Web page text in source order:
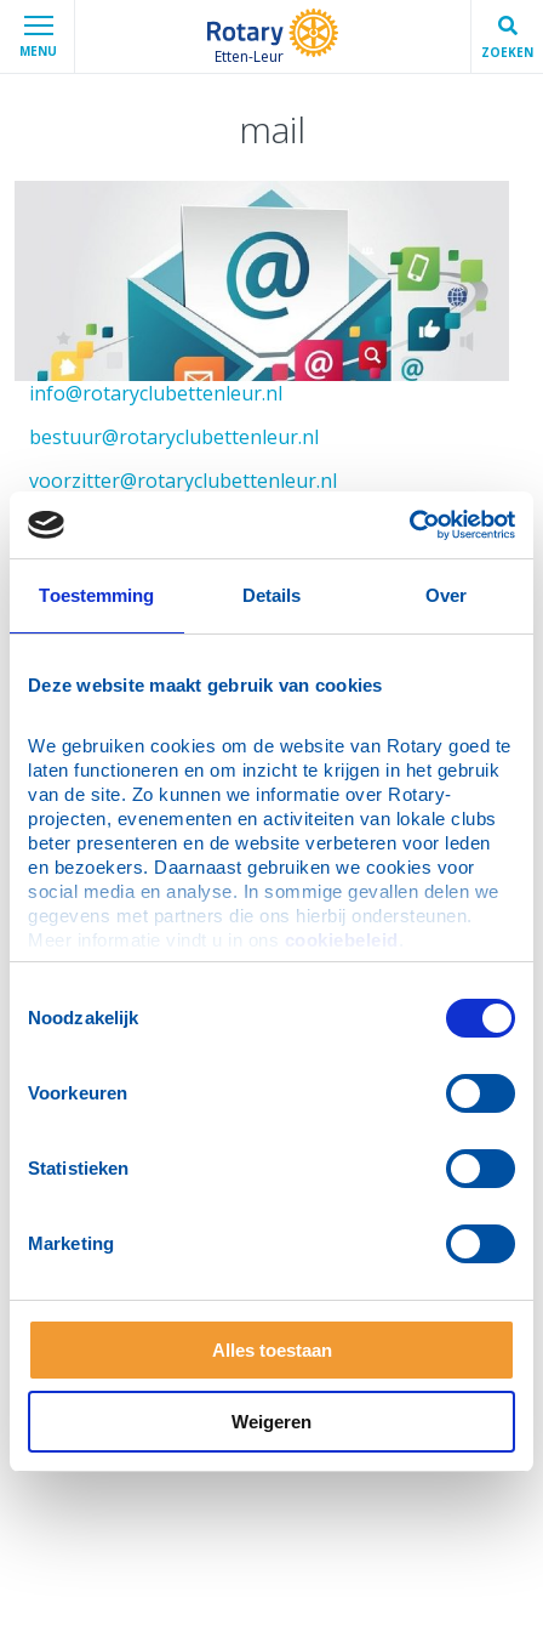
Toestemming Details Over
Deze website maakt gebruik van cookies
We gebruiken cookies om de website van Rotary goed te
laten functioneren en om inzicht te krijgen in het gebruik
van de site. Zo kunnen we informatie over Rotary-
projecten, evenementen en activiteiten van lokale clubs
beter presenteren en de website verbeteren voor leden
en bezoekers. Daarnaast gebruiken we cookies voor
social media en analyse. In sommige gevallen delen we
gegevens met partners die ons hierbij ondersteunen.
Meer informatie vindt u in ons cookiebeleid
Noodzakelijk
Voorkeuren
Statistieken
Marketing
Alles toestaan
Weigeren
MENU Etten-Leur ZOEKEN
mail
info@rotaryclubettenleur.nl
bestuur@rotaryclubettenleur.nl
voorzitter@rotaryclubettenleur.nl
secretaris@rotaryclubettenleur.nl
penningmeester@rotaryclubettenleur.nl
webmaster@rotaryclubettenleur.nl
iqquiz@rotaryclubettenleur.nl
haringproeverij@rotaryclubettenleur.nl
mailadressen
oud voorzitters